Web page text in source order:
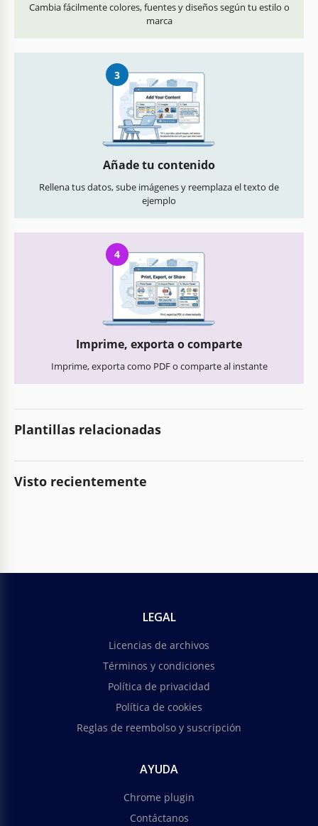
Cambia fácilmente colores, fuentes y diseños según tu estilo o
marca
3
Añade tu contenido
Rellena tus datos, sube imágenes y reemplaza el texto de
ejemplo
4
Imprime, exporta o comparte
Imprime, exporta como PDF o comparte al instante
Plantillas relacionadas
Visto recientemente
LEGAL
Licencias de archivos
Términos y condiciones
Política de privacidad
Política de cookies
Reglas de reembolso y suscripción
AYUDA
Chrome plugin
Contáctanos